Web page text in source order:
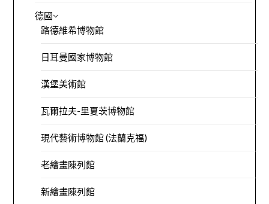
德國
路德維希博物館
日耳曼國家博物館
漢堡美術館
瓦爾拉夫-里夏茨博物館
現代藝術博物館 (法蘭克福)
老繪畫陳列館
新繪畫陳列館